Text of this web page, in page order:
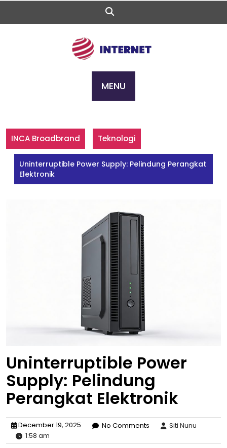
Skip
content
MENU
INCA Broadbrand Teknologi
Uninterruptible Power Supply: Pelindung Perangkat
Elektronik
Uninterruptible Power
Supply: Pelindung
Perangkat Elektronik
December 19, 2025 No Comments
Siti Nunu
1:58 am